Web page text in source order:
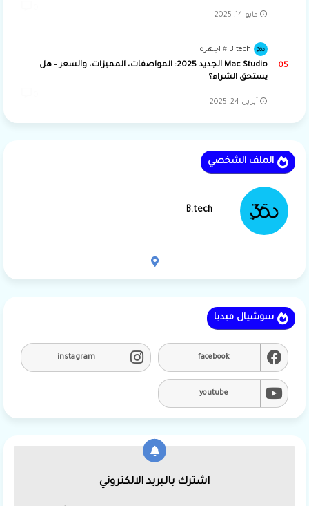
مايو 14, 2025
B.tech اجهزة
Mac Studio الجديد 2025: المواصفات، المميزات، والسعر – هل
يستحق الشراء؟
أبريل 24, 2025
الملف الشخصي
B.tech
سوشيال ميديا
facebook
instagram
youtube
اشترك بالبريد الالكتروني